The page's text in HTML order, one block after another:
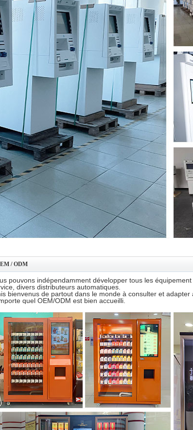
/ ODM
pouvons indépendamment développer tous les
divers distributeurs automatiques.
bienvenus de partout dans le monde à consulter et adapter
quel OEM/ODM est bien accueilli.